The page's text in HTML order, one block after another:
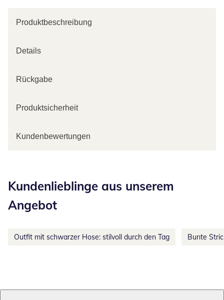
Produktbeschreibung
Details
Rückgabe
Produktsicherheit
Kundenbewertungen
Kundenlieblinge aus unserem
Angebot
Outfit mit schwarzer Hose: stilvoll durch den Tag Bunte